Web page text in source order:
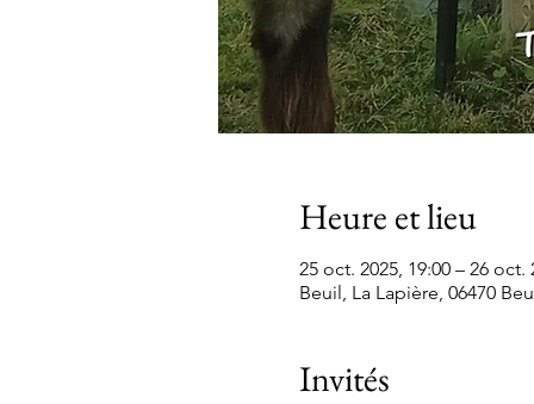
Heure et lieu
25 oct. 2025, 19:00 – 26 oct.
Beuil, La Lapière, 06470
Invités